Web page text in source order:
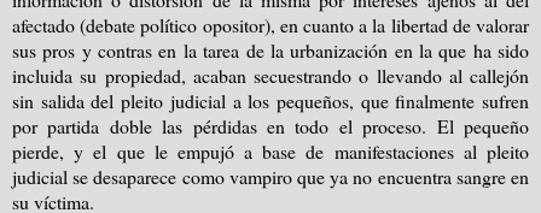
afectado (debate político opositor), en cuanto a la libertad de valorar
sus pros y contras en la tarea de la urbanización en la que ha sido
incluida su propiedad, acaban secuestrando o llevando al callejón
sin salida del pleito judicial a los pequeños, que finalmente sufren
por partida doble las pérdidas en todo el proceso. El pequeño
pierde, y el que le empujó a base de manifestaciones al pleito
judicial se desaparece como vampiro que ya no encuentra sangre en
su víctima.